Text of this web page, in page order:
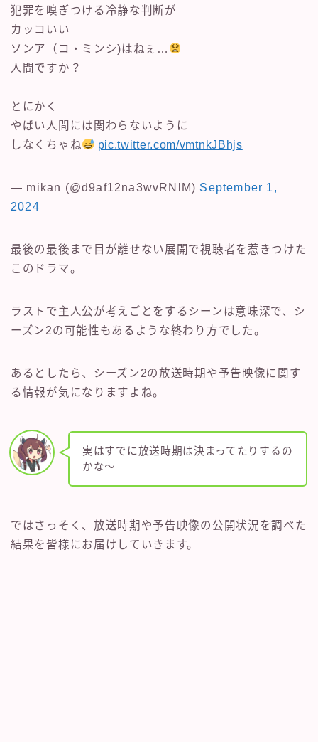
犯罪を嗅ぎつける冷静な判断が
カッコいい
ソンア（コ・ミンシ)はねぇ…
人間ですか？
とにかく
やばい人間には関わらないように
しなくちゃね
pic.twitter.com/vmtnkJBhjs
— mikan (@d9af12na3wvRNlM) September 1,
2024
最後の最後まで目が離せない展開で視聴者を惹きつけた
このドラマ。
ラストで主人公が考えごとをするシーンは意味深で、シ
ーズン2の可能性もあるような終わり方でした。
あるとしたら、シーズン2の放送時期や予告映像に関す
る情報が気になりますよね。
実はすでに放送時期は決まってたりするの
かな〜
ではさっそく、放送時期や予告映像の公開状況を調べた
結果を皆様にお届けしていきます。